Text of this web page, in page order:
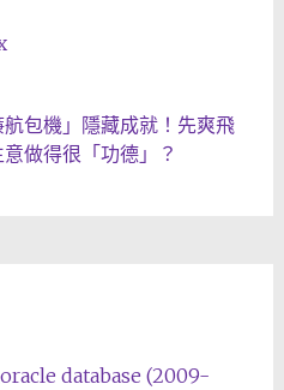
航包機」隱藏成就！先爽飛
做得很「功德」？
database (2009-